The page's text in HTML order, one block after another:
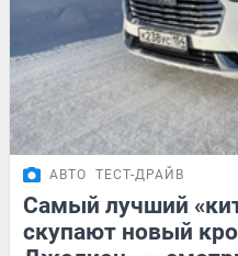
АВТО ТЕСТ-ДРАЙВ
Самый лучший
скупают новый